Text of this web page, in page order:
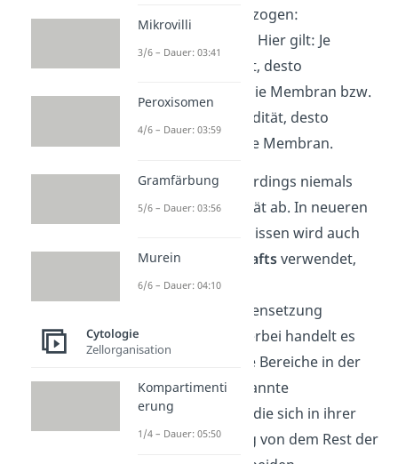
Biomembranen bezogen:
. Hier gilt: Je
die Fluidität, desto
dünnflüssiger
ist die Membran bzw.
die Fluidität, desto
ist die Membran.
Modelle bilden allerdings niemals
komplett die Realität ab. In neueren
Forschungsergebnissen wird auch
der Begriff
Lipid Raftsverwendet,
wenn die
Membranzusammensetzung
diskutiert wird. Hierbei handelt es
sich um bestimmte Bereiche in der
Membran – sogenannte
Mikrodomänen – , die sich in ihrer
Zusammensetzung von dem Rest der
Mikrovilli
3/6 – Dauer: 03:41
Peroxisomen
4/6 – Dauer: 03:59
Gramfärbung
5/6 – Dauer: 03:56
Murein
6/6 – Dauer: 04:10
Cytologie
Zellorganisation
Kompartimenti
erung
1/4 – Dauer: 05:50